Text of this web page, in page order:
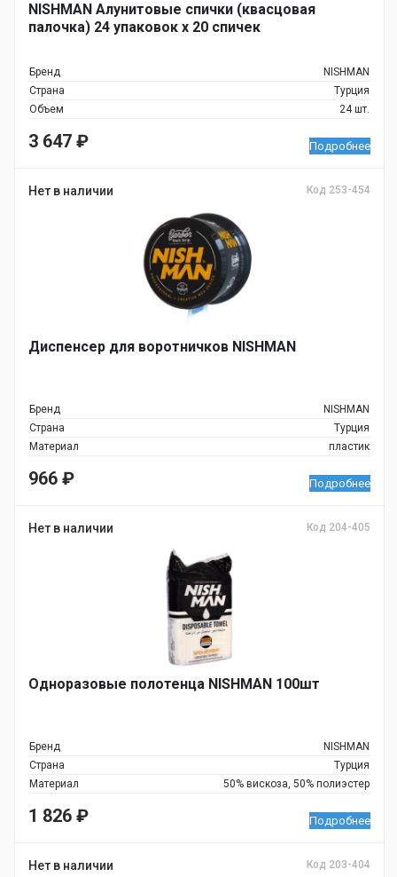
NISHMAN Алунитовые спички (квасцовая
палочка) 24 упаковок x 20 спичек
Бренд
NISHMAN
Страна
Турция
Объем
24 шт.
3 647 ₽ Подробнее
Нет в наличии Код 253-454
Диспенсер для воротничков NISHMAN
Бренд
NISHMAN
Страна
Турция
Материал
пластик
966 ₽ Подробнее
Нет в наличии Код 204-405
Одноразовые полотенца NISHMAN 100шт
Бренд
NISHMAN
Страна
Турция
Материал
50% вискоза, 50% полиэстер
1 826 ₽ Подробнее
Нет в наличии Код 203-404